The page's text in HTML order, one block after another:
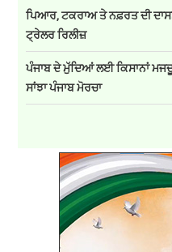
ਪਿਆਰ, ਟਕਰਾਅ ਤੇ ਨਫ਼ਰਤ ਦੀ
ਟ੍ਰੇਲਰ ਰਿਲੀਜ਼
ਪੰਜਾਬ ਦੇ ਮੁੱਦਿਆਂ ਲਈ ਕਿਸਾਨਾਂ
ਸਾਂਝਾ ਪੰਜਾਬ ਮੋਰਚਾ